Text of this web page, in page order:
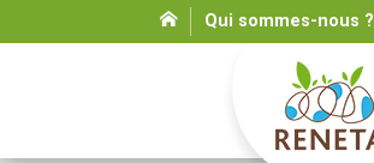
Qui sommes-nous ?